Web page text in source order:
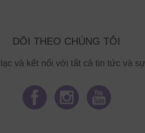
DÕI THEO CHÚNG TÔI
và kết nối với tất cả tin tức và